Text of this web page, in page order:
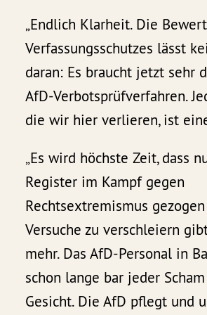
„Endlich Klarheit. Die
Verfassungsschutzes lässt
daran: Es braucht jetzt sehr
AfD-Verbotsprüfverfahren.
die wir hier verlieren, ist
„Es wird höchste Zeit, dass
Register im Kampf gegen
Rechtsextremismus
Versuche zu verschleiern
mehr. Das AfD-Personal in
schon lange bar jeder
Gesicht. Die AfD pflegt und